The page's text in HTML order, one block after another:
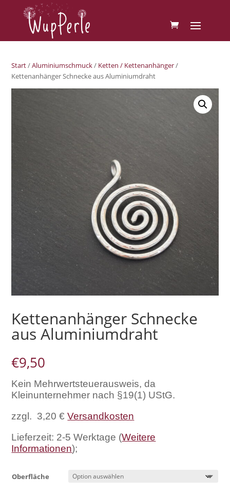
Start/Aluminiumschmuck/ Ketten / Kettenanhänger/
Kettenanhänger Schnecke aus Aluminiumdraht
Kettenanhänger Schnecke
aus Aluminiumdraht
€9,50
Kein Mehrwertsteuerausweis, da
Kleinunternehmer nach §19(1) UStG.
zzgl. 3,20 €Versandkosten
Lieferzeit: 2-5 Werktage (Weitere
Informationen);
Oberfläche